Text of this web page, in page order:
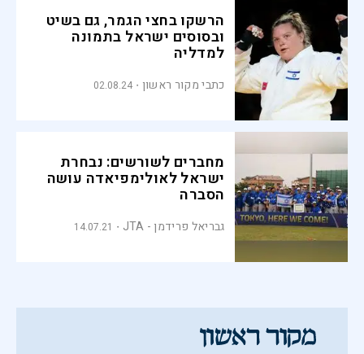
הרשקו בחצי הגמר, גם בשיט
ובסוסים ישראל בתמונה
למדליה
כתבי מקור ראשון 02.08.24
מחברים לשורשים: נבחרת
ישראל לאולימפיאדה עושה
הסברה
גבריאל פרידמן - JTA 14.07.21